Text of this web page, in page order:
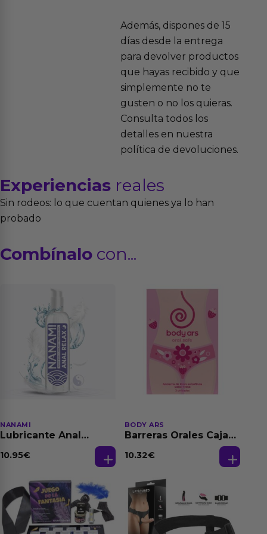
Además, dispones de 15
días desde la entrega
para devolver productos
que hayas recibido y que
simplemente no te
gusten o no los quieras.
Consulta todos los
detalles en nuestra
política de devoluciones.
Experiencias reales
Sin rodeos: lo que cuentan quienes ya lo han
probado
Combínalo con...
NANAMI
Lubricante Anal
Dilatación Base Agua
10.95€
BODY ARS
Barreras Orales Caja
10.32€